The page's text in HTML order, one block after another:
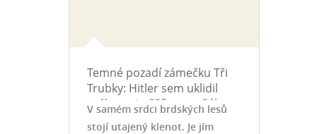
Temné pozadí zámečku Tři
Trubky: Hitler sem uklidil
svého nejvyššího maršála
V samém srdci brdských lesů
stojí utajený klenot. Je jím